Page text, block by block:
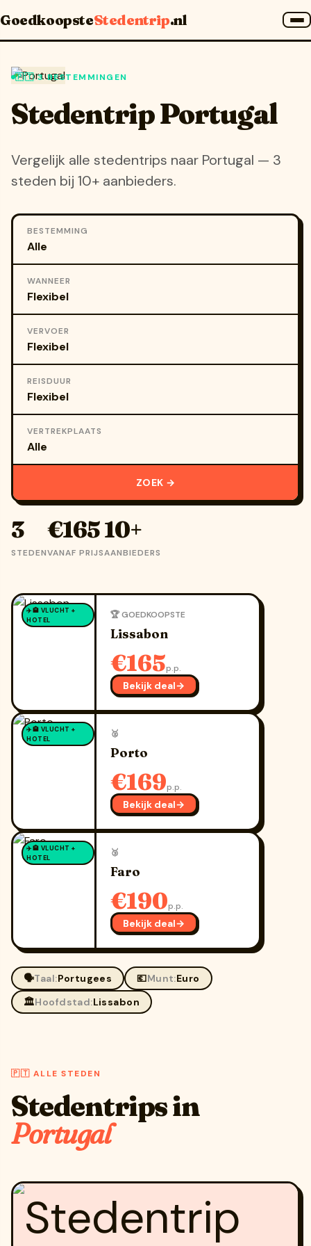
GoedkoopsteStedentrip.nl
Home»Landen»Portugal
🇵🇹 3 BESTEMMINGEN
Stedentrip Portugal
Vergelijk alle stedentrips naar Portugal — 3
steden bij 10+ aanbieders.
BESTEMMING
WANNEER
VERVOER
REISDUUR
VERTREKPLAATS
ZOEK →
3
STEDEN
€165
VANAF PRIJS
10+
AANBIEDERS
✈️🏨 VLUCHT +
HOTEL
🏆 GOEDKOOPSTE
Lissabon
€165p.p.
Bekijk deal→
✈️🏨 VLUCHT +
HOTEL
🥈
Porto
€169p.p.
Bekijk deal→
✈️🏨 VLUCHT +
HOTEL
🥉
Faro
€190p.p.
Bekijk deal→
🗣️Taal:Portugees 💶Munt:Euro
🏛️Hoofdstad:Lissabon
🇵🇹 ALLE STEDEN
Stedentrips in
Portugal